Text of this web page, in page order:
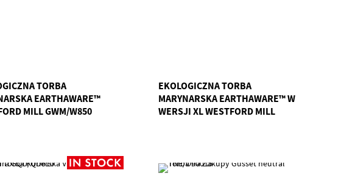
TORBA
EARTHAWARE™
MILL GWM/W850
EKOLOGICZNA TORBA
MARYNARSKA EARTHAWARE™ W
WERSJI XL WESTFORD MILL